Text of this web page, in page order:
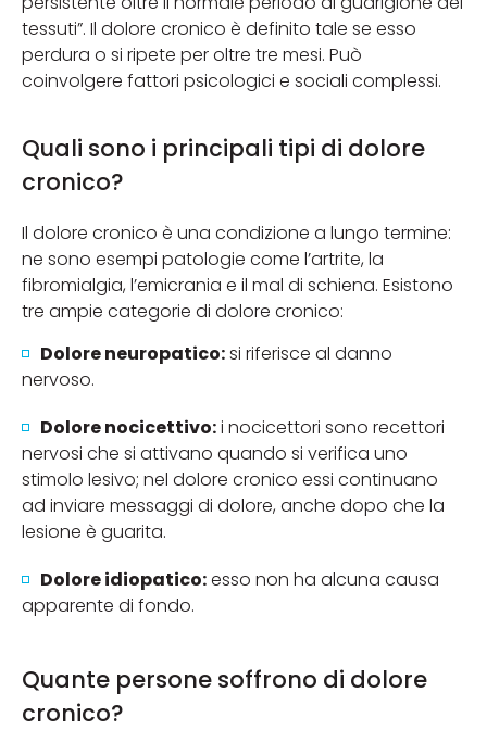
tessuti”. Il dolore cronico è definito tale se esso
perdura o si ripete per oltre tre mesi. Può
coinvolgere fattori psicologici e sociali complessi.
Quali sono i principali tipi di dolore
cronico?
Il dolore cronico è una condizione a lungo termine:
ne sono esempi patologie come l’artrite, la
fibromialgia, l’emicrania e il mal di schiena. Esistono
tre ampie categorie di dolore cronico:
Dolore neuropatico:si riferisce al danno
nervoso.
Dolore nocicettivo:i nocicettori sono recettori
nervosi che si attivano quando si verifica uno
stimolo lesivo; nel dolore cronico essi continuano
ad inviare messaggi di dolore, anche dopo che la
lesione è guarita.
Dolore idiopatico:esso non ha alcuna causa
apparente di fondo.
Quante persone soffrono di dolore
cronico?